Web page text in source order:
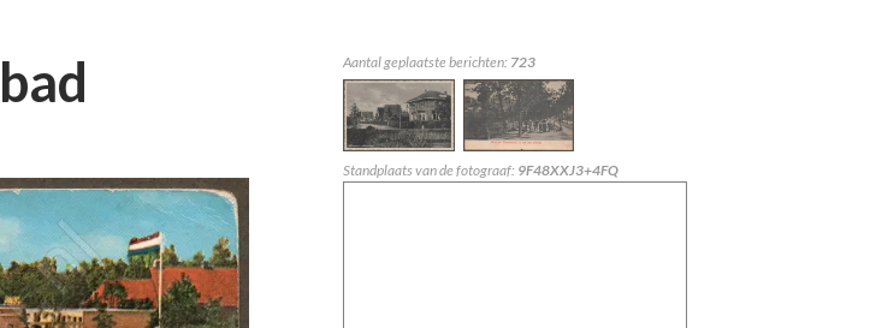
Aantal geplaatste berichten: 723
Standplaats van de fotograaf: 9F48XXJ3+4FQ